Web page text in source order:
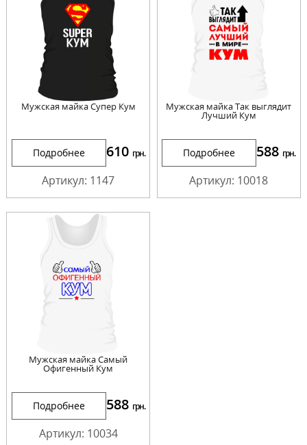
Мужская майка Супер Кум
Подробнее 610 грн.
Артикул: 1147
Мужская майка Так выглядит
Лучший Кум
Подробнее 588 грн.
Артикул: 10018
Мужская майка Самый
Офигенный Кум
Подробнее 588 грн.
Артикул: 10034